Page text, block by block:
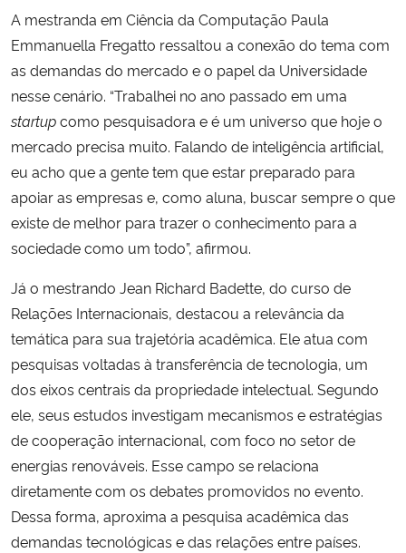
A mestranda em Ciência da Computação Paula
Emmanuella Fregatto ressaltou a conexão do tema com
as demandas do mercado e o papel da Universidade
nesse cenário. “Trabalhei no ano passado em uma
startupcomo pesquisadora e é um universo que hoje o
mercado precisa muito. Falando de inteligência artificial,
eu acho que a gente tem que estar preparado para
apoiar as empresas e, como aluna, buscar sempre o que
existe de melhor para trazer o conhecimento para a
sociedade como um todo”, afirmou.
Já o mestrando Jean Richard Badette, do curso de
Relações Internacionais, destacou a relevância da
temática para sua trajetória acadêmica. Ele atua com
pesquisas voltadas à transferência de tecnologia, um
dos eixos centrais da propriedade intelectual. Segundo
ele, seus estudos investigam mecanismos e estratégias
de cooperação internacional, com foco no setor de
energias renováveis. Esse campo se relaciona
diretamente com os debates promovidos no evento.
Dessa forma, aproxima a pesquisa acadêmica das
demandas tecnológicas e das relações entre países.